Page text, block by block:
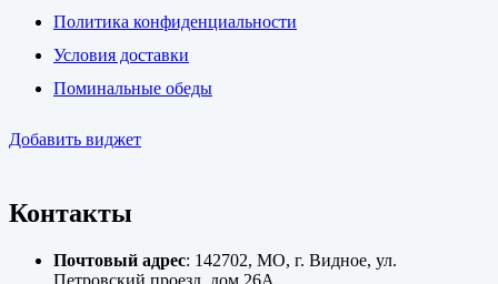
Политика конфиденциальности
Условия доставки
Поминальные обеды
Добавить виджет
Контакты
Почтовый адрес: 142702, МО, г. Видное, ул.